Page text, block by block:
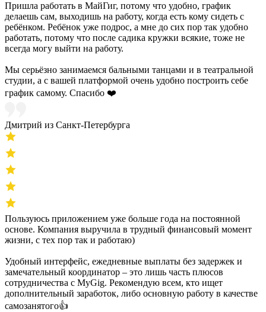
Пришла работать в МайГиг, потому что удобно, график
делаешь сам, выходишь на работу, когда есть кому сидеть с
ребёнком. Ребёнок уже подрос, а мне до сих пор так удобно
работать, потому что после садика кружки всякие, тоже не
всегда могу выйти на работу.
Мы серьёзно занимаемся бальными танцами и в театральной
студии, а с вашей платформой очень удобно построить себе
график самому. Спасибо ❤️
Дмитрий из Санкт-Петербурга
Пользуюсь приложением уже больше года на постоянной
основе. Компания выручила в трудный финансовый момент
жизни, с тех пор так и работаю)
Удобный интерфейс, ежедневные выплаты без задержек и
замечательный координатор – это лишь часть плюсов
сотрудничества с MyGig. Рекомендую всем, кто ищет
дополнительный заработок, либо основную работу в качестве
самозанятого👍